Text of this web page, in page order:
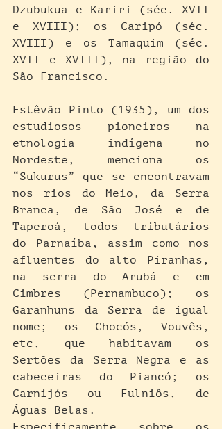
Dzubukua e Kariri (séc. XVII
e XVIII); os Caripó (séc.
XVIII) e os Tamaquim (séc.
XVII e XVIII), na região do
São Francisco.
Estêvão Pinto (1935), um dos
estudiosos pioneiros na
etnologia indígena no
Nordeste, menciona os
“Sukurus” que se encontravam
nos rios do Meio, da Serra
Branca, de São José e de
Taperoá, todos tributários
do Parnaíba, assim como nos
afluentes do alto Piranhas,
na serra do Arubá e em
Cimbres (Pernambuco); os
Garanhuns da Serra de igual
nome; os Chocós, Vouvês,
etc, que habitavam os
Sertões da Serra Negra e as
cabeceiras do Piancó; os
Carnijós ou Fulniôs, de
Águas Belas.